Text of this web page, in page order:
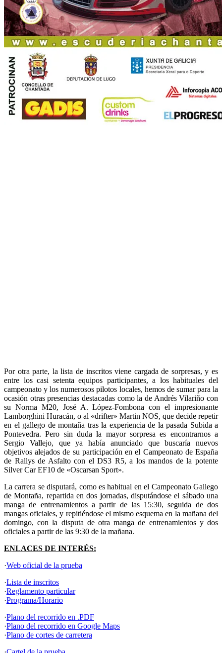
Por otra parte, la lista de inscritos viene cargada de sorpresas, y es
entre los casi setenta equipos participantes, a los habituales del
campeonato y los numerosos pilotos locales, hemos de sumar para la
ocasión otras presencias destacadas como la de Andrés Vilariño con
su Norma M20, José A. López-Fombona con el impresionante
Lamborghini Huracán, o al «drifter» Martin NOS, que decide repetir
en el gallego de montaña tras la experiencia de la pasada Subida a
Pontevedra. Pero sin duda la mayor sorpresa es encontrarnos a
Sergio Vallejo, que ya había anunciado que buscaría nuevos
objetivos alejados de su participación en el Campeonato de España
de Rallys de Asfalto con el DS3 R5, a los mandos de la potente
Silver Car EF10 de «Oscarsan Sport».
La carrera se disputará, como es habitual en el Campeonato Gallego
de Montaña, repartida en dos jornadas, disputándose el sábado una
manga de entrenamientos a partir de las 15:30, seguida de dos
mangas oficiales, y repitiéndose el mismo esquema en la mañana del
domingo, con la disputa de otra manga de entrenamientos y dos
oficiales a partir de las 9:30 de la mañana.
ENLACES DE INTERÉS:
·Web oficial de la prueba
·Lista de inscritos
·Reglamento particular
·Programa/Horario
·Plano del recorrido en .PDF
·Plano del recorrido en Google Maps
·Plano de cortes de carretera